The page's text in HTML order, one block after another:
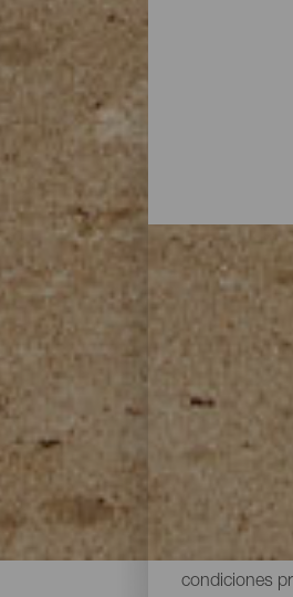
Soltar
Visitar las
disponen de
instalaciones
para comer
desea. Y lo
condiciones